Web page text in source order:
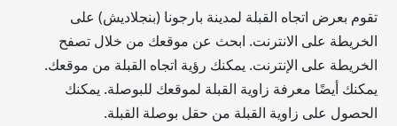
تقوم بعرض اتجاه القبلة لمدينة بارجونا (بنجلاديش) على
الخريطة على الانترنت. ابحث عن موقعك من خلال تصفح
الخريطة على الإنترنت. يمكنك رؤية اتجاه القبلة من موقعك.
يمكنك أيضًا معرفة زاوية القبلة لموقعك للبوصلة. يمكنك
الحصول على زاوية القبلة من حقل بوصلة القبلة.